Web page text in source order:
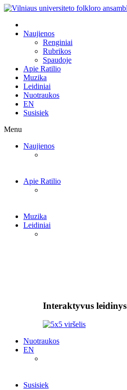
Naujienos
Renginiai
Rubrikos
Spaudoje
Apie Ratilio
Muzika
Leidiniai
Nuotraukos
EN
Susisiek
Menu
Naujienos
Apie Ratilio
Muzika
Leidiniai
Interaktyvus leidinys
Nuotraukos
EN
Susisiek